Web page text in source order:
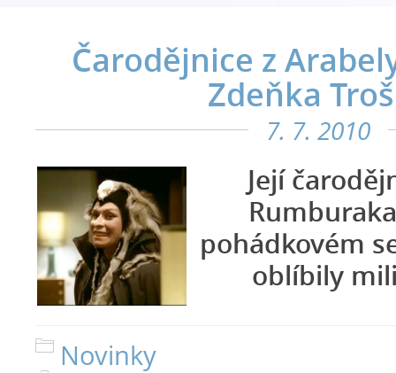
Čarodějnice z
Zdeňka
7. 7. 2010
Její
pohádkovém
oblíbily
Novinky